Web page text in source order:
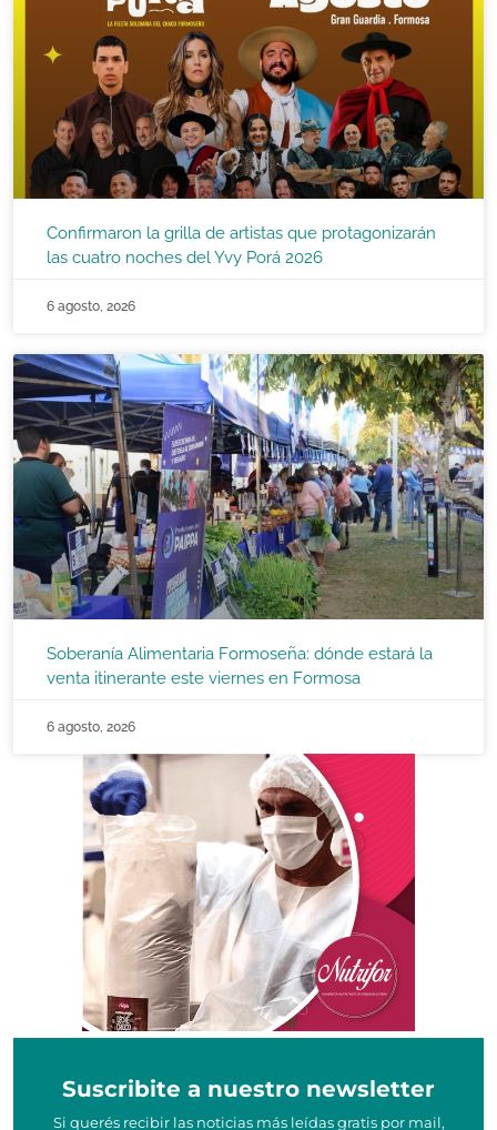
Confirmaron la grilla de artistas que protagonizarán
las cuatro noches del Yvy Porá 2026
6 agosto, 2026
Soberanía Alimentaria Formoseña: dónde estará la
venta itinerante este viernes en Formosa
6 agosto, 2026
Suscribite a nuestro newsletter
Si querés recibir las noticias más leídas gratis por mail,